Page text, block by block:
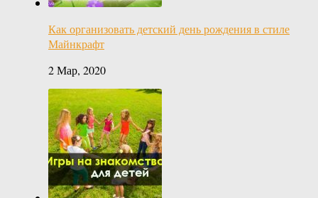
Как организовать детский день рождения в стиле
Майнкрафт
2 Мар, 2020